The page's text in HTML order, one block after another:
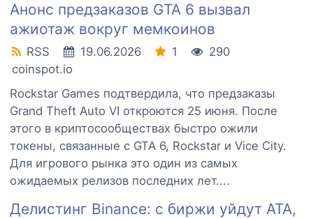
Анонс предзаказов GTA 6 вызвал
ажиотаж вокруг мемкоинов
RSS 19.06.2026 1
290
coinspot.io
Rockstar Games подтвердила, что предзаказы
Grand Theft Auto VI откроются 25 июня. После
этого в криптосообществах быстро ожили
токены, связанные с GTA 6, Rockstar и Vice City.
Для игрового рынка это один из самых
ожидаемых релизов последних лет....
Делистинг Binance: с биржи уйдут ATA,